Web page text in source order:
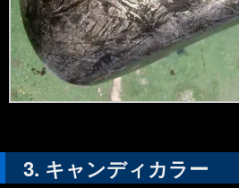
キャンディカラー